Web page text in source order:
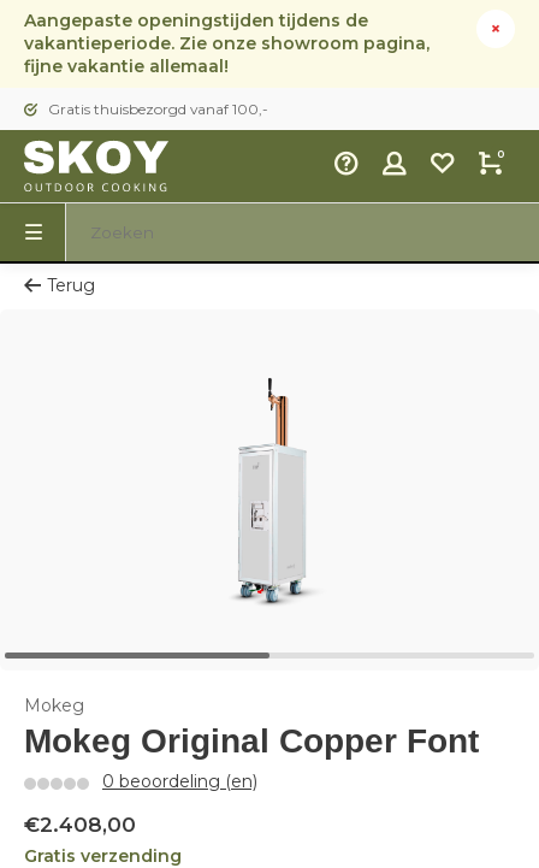
Aangepaste openingstijden tijdens de
vakantieperiode. Zie onze showroom pagina,
fijne vakantie allemaal!
Gratis thuisbezorgd vanaf 100,-
0
Terug
Mokeg
Mokeg Original Copper Font
0 beoordeling (en)
€2.408,00
Gratis verzending